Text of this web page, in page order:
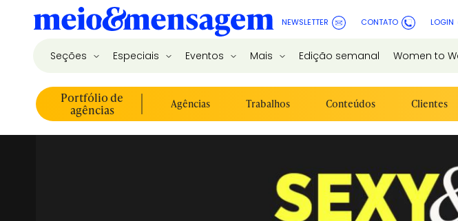
NEWSLETTER CONTATO LOGIN
Seções Especiais Eventos Mais Edição semanal Women to
Portfólio de
agências Agências Trabalhos Conteúdos Clientes